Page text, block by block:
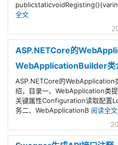
全文
ASP.NETCore的
WebApplicationBuilder类
ASP.NETCore的
绍，目录一、WebApplication类
关键属性Configuration读取配置
务二、WebApplicationB 阅读全文